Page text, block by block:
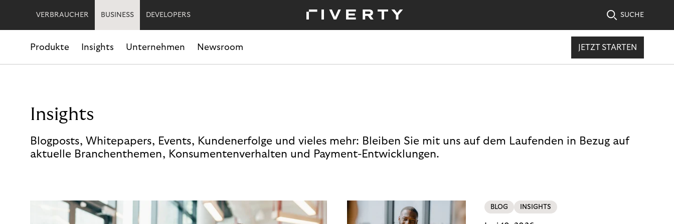
VERBRAUCHER BUSINESS DEVELOPERS SUCHE
Produkte Insights Unternehmen Newsroom JETZT STARTEN
Insights
Blogposts, Whitepapers, Events, Kundenerfolge und vieles mehr: Bleiben Sie mit uns auf dem Laufenden in Bezug auf
aktuelle Branchenthemen, Konsumentenverhalten und Payment-Entwicklungen.
BLOG INSIGHTS